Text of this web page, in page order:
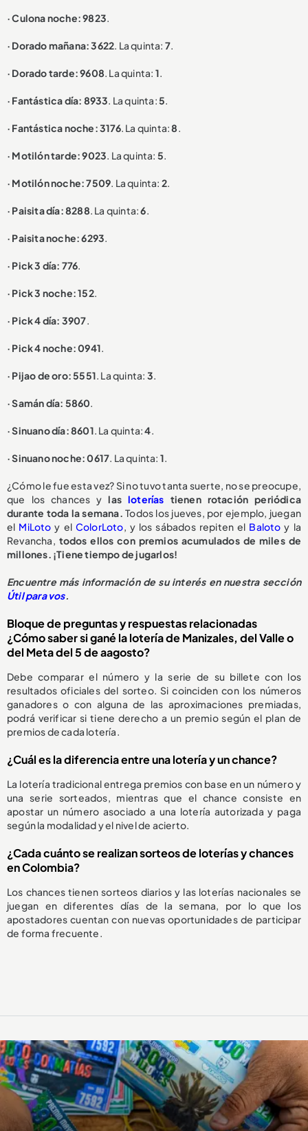
· Culona noche: 9823.
· Dorado mañana: 3622. La quinta: 7.
· Dorado tarde: 9608. La quinta: 1.
· Fantástica día: 8933. La quinta:5.
· Fantástica noche: 3176. La quinta:8.
· Motilón tarde: 9023. La quinta: 5.
· Motilón noche: 7509. La quinta: 2.
· Paisita día: 8288. La quinta:6.
· Paisita noche: 6293.
· Pick 3 día: 776.
· Pick 3 noche: 152.
· Pick 4 día: 3907.
· Pick 4 noche: 0941.
· Pijao de oro: 5551. La quinta: 3.
· Samán día: 5860.
· Sinuano día: 8601. La quinta:4.
· Sinuano noche: 0617. La quinta: 1.
¿Cómo le fue esta vez? Si no tuvo tanta suerte, no se preocupe,
que los chances ylasloterías tienen rotación periódica
durante toda la semana. Todos los jueves, por ejemplo, juegan
el MiLoto y el ColorLoto, y los sábados repiten el Baloto y la
Revancha, todos ellos con premios acumulados de miles de
millones. ¡Tiene tiempo de jugarlos!
Encuentre más información de su interés en nuestra sección
Útil para vos.
Bloque de preguntas y respuestas relacionadas
¿Cómo saber si gané la lotería de Manizales, del Valle o
del Meta del 5 de aagosto?
Debe comparar el número y la serie de su billete con los
resultados oficiales del sorteo. Si coinciden con los números
ganadores o con alguna de las aproximaciones premiadas,
podrá verificar si tiene derecho a un premio según el plan de
premios de cada lotería.
¿Cuál es la diferencia entre una lotería y un chance?
La lotería tradicional entrega premios con base en un número y
una serie sorteados, mientras que el chance consiste en
apostar un número asociado a una lotería autorizada y paga
según la modalidad y el nivel de acierto.
¿Cada cuánto se realizan sorteos de loterías y chances
en Colombia?
Los chances tienen sorteos diarios y las loterías nacionales se
juegan en diferentes días de la semana, por lo que los
apostadores cuentan con nuevas oportunidades de participar
de forma frecuente.